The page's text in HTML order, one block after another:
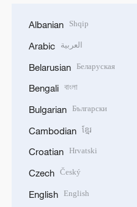
Albanian Shqip
Arabic العربية
Belarusian Беларуская
Bengali বাংলা
Bulgarian Български
Cambodian ខ្មែរ
Croatian Hrvatski
Czech Český
English English